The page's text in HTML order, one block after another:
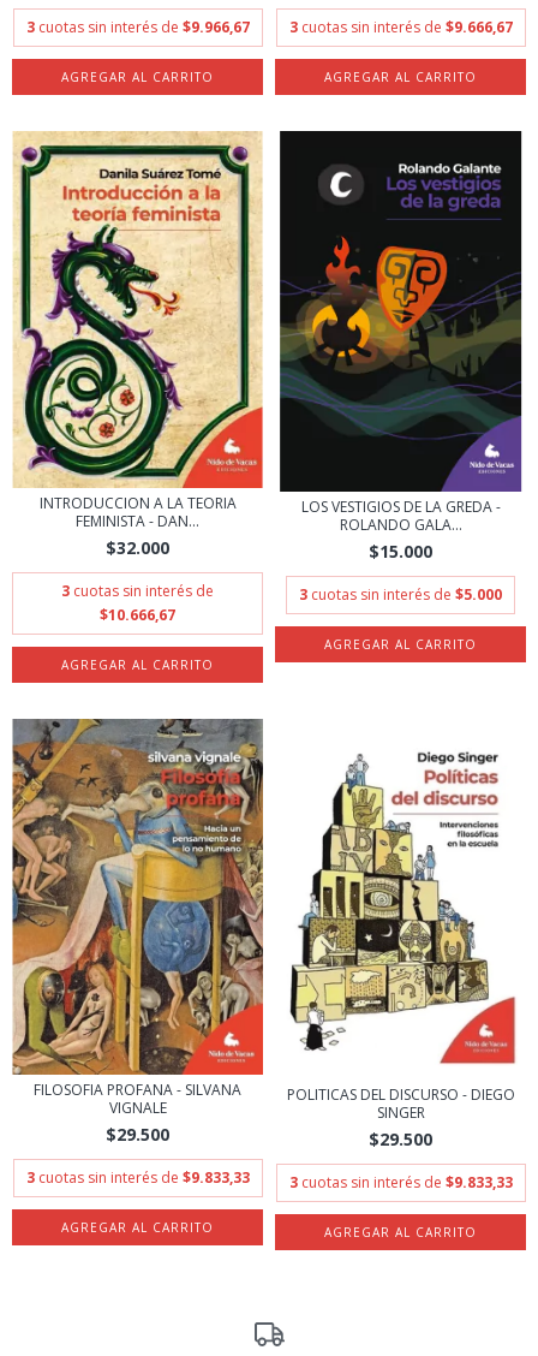
3 cuotas sin interés de $9.966,67 3 cuotas sin interés de $9.666,67
INTRODUCCION A LA TEORIA
FEMINISTA - DAN...
$32.000
3 cuotas sin interés de
$10.666,67
LOS VESTIGIOS DE LA GREDA -
ROLANDO GALA...
$15.000
3 cuotas sin interés de $5.000
FILOSOFIA PROFANA - SILVANA
VIGNALE
$29.500
3 cuotas sin interés de $9.833,33
POLITICAS DEL DISCURSO - DIEGO
SINGER
$29.500
3 cuotas sin interés de $9.833,33